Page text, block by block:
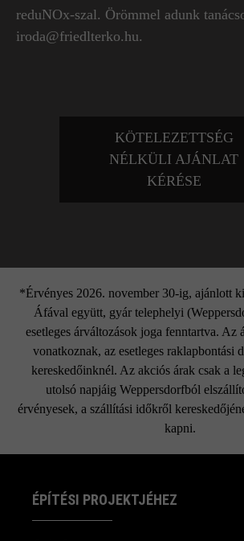
reduNOx-szal. Örömmel adunk
iroda@friedlterko.hu.
KÖTELEZETTSÉG
NÉLKÜLI AJÁNLAT
KÉRÉSE
*Érvényes 2026. november 30-ig, ajánlott
Áfával együtt, gyár telephelyi
esetleges árváltozások joga fenntartva. Az
vonatkoznak, az esetleges raklapbontási
kereskedőinknél. Az akciós árak csak a
utolsó napjáig Weppersdorfból
érvényesek, a szállítási időkről
kapni.
ÉPÍTÉSI PROJEKTJÉHEZ